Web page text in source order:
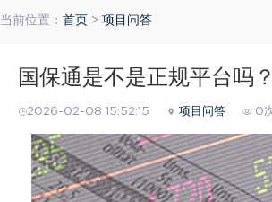
当前位置： 首页 > 项目问答
国保通是不是正规平台吗
2026-02-08 15:52:15 项目问答 0